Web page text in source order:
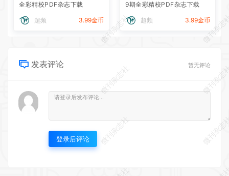
全彩精校PDF杂志下载
超频 3.99金币
9期全彩精校PDF杂志下载
超频 3.99金币
发表评论 暂无评论
登录后评论
微刊杂志社
微刊杂
微刊杂志社
微刊杂
微刊杂志社
微刊杂